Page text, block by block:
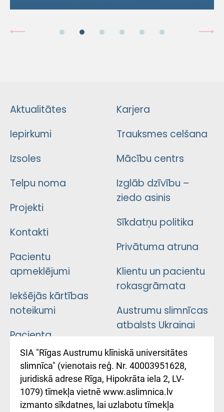
Aktualitātes
Iepirkumi
Izsoles
Telpu noma
Projekti
Kontakti
Pacientu
apmeklējumi
Iekšējās kārtības
noteikumi
Pacienta
atsauksmju/sūdzību
iesniegšanas
kārtība
Kā pie mums nokļūt
Karjera
Trauksmes celšana
Mācību centrs
Izglāb dzīvību –
ziedo asinis
Sīkdatņu politika
Privātuma atruna
Klientu un pacientu
rokasgrāmata
Austrumu slimnīcas
atbalsts Ukrainai
Підтримка Східної
лікарні та співпраця з
Україною
SIA "Rīgas Austrumu klīniskā universitātes
slimnīca" (vienotais reģ. Nr. 40003951628,
juridiskā adrese Rīga, Hipokrāta iela 2, LV-
1079) tīmekļa vietnē www.aslimnica.lv
izmanto sīkdatnes, lai uzlabotu tīmekļa